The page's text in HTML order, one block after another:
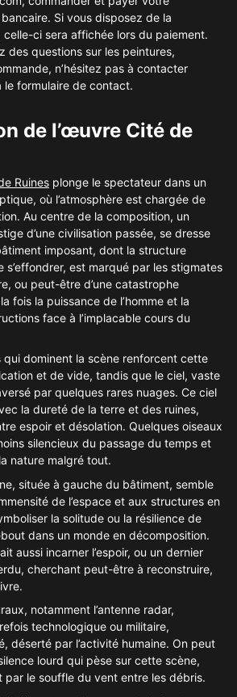
Si vous disposez de la
ci sera affichée lors du paiement.
des questions sur les peintures,
n’hésitez pas à contacter
le formulaire de contact.
de l’œuvre Cité de
Ruines plonge le spectateur dans un
où l’atmosphère est chargée de
Au centre de la composition, un
d’une civilisation passée, se dresse
imposant, dont la structure
s’effondrer, est marqué par les stigmates
ou peut-être d’une catastrophe
fois la puissance de l’homme et la
face à l’implacable cours du
qui dominent la scène renforcent cette
et de vide, tandis que le ciel, vaste
par quelques rares nuages. Ce ciel
la dureté de la terre et des ruines,
espoir et désolation. Quelques oiseaux
silencieux du passage du temps et
nature malgré tout.
située à gauche du bâtiment, semble
de l’espace et aux structures en
la solitude ou la résilience de
dans un monde en décomposition.
aussi incarner l’espoir, ou un dernier
cherchant peut-être à reconstruire,
notamment l’antenne radar,
technologique ou militaire,
déserté par l’activité humaine. On peut
lourd qui pèse sur cette scène,
par le souffle du vent entre les débris.